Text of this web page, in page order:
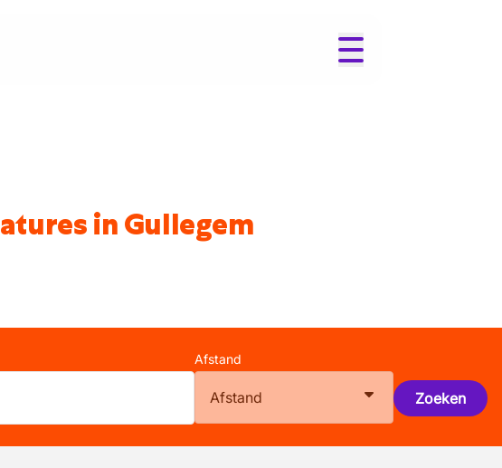
in Gullegem
Afstand
Afstand Zoeken